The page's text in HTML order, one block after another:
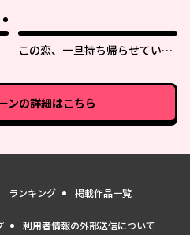
この恋、一旦持ち帰らせていた
ンの詳細はこちら
ランキング 掲載作品一覧
利用者情報の外部送信について